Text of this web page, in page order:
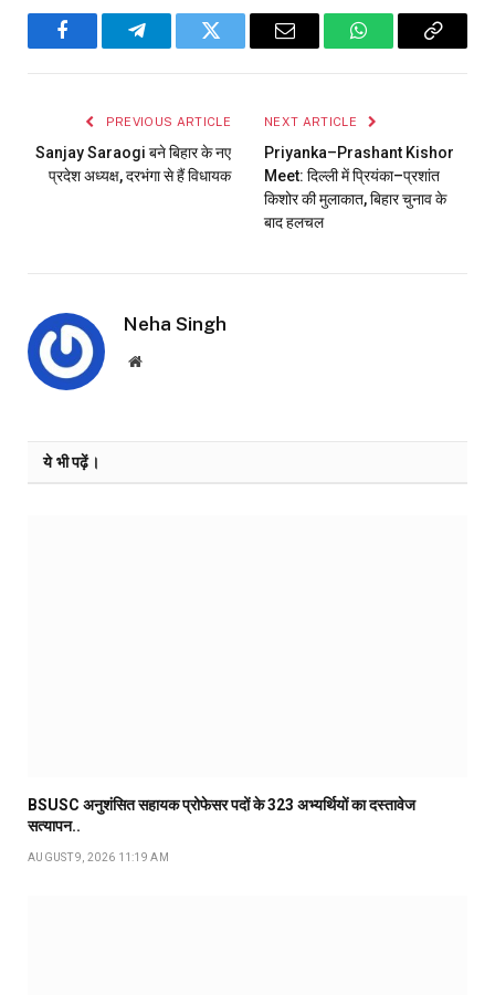
FacebookTelegramTwitter Email WhatsAppCopy
PREVIOUS ARTICLE
Sanjay Saraogi बने बिहार के नए
प्रदेश अध्यक्ष, दरभंगा से हैं विधायक
NEXT ARTICLE
Priyanka–Prashant Kishor
Meet: दिल्ली में प्रियंका–प्रशांत
किशोर की मुलाकात, बिहार चुनाव के
बाद हलचल
Neha Singh
Website
ये भी पढ़ें।
BSUSC अनुशंसित सहायक प्रोफेसर पदों के 323 अभ्यर्थियों का दस्तावेज
सत्यापन..
AUGUST 9, 2026 11:19 AM